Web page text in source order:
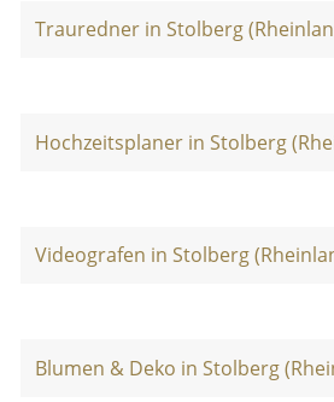
Trauredner in Stolberg
Hochzeitsplaner in Stolberg
Videografen in Stolberg
Blumen & Deko in Stolberg